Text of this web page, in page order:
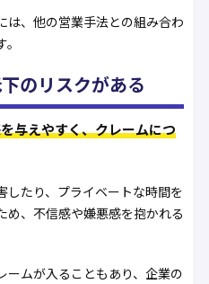
は、他の営業手法との組み合わ
のリスクがある
与えやすく、クレームにつ
したり、プライベートな時間を
め、不信感や嫌悪感を抱かれる
ームが入ることもあり、企業の